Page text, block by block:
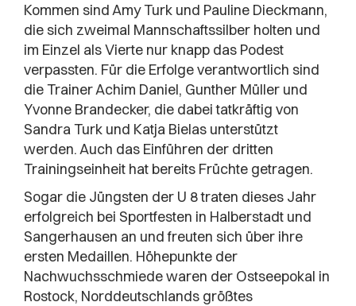
Kommen sind Amy Turk und Pauline Dieckmann,
die sich zweimal Mannschaftssilber holten und
im Einzel als Vierte nur knapp das Podest
verpassten. Für die Erfolge verantwortlich sind
die Trainer Achim Daniel, Gunther Müller und
Yvonne Brandecker, die dabei tatkräftig von
Sandra Turk und Katja Bielas unterstützt
werden. Auch das Einführen der dritten
Trainingseinheit hat bereits Früchte getragen.
Sogar die Jüngsten der U 8 traten dieses Jahr
erfolgreich bei Sportfesten in Halberstadt und
Sangerhausen an und freuten sich über ihre
ersten Medaillen. Höhepunkte der
Nachwuchsschmiede waren der Ostseepokal in
Rostock, Norddeutschlands größtes